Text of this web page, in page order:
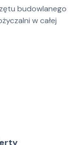
budowlanego
w całej